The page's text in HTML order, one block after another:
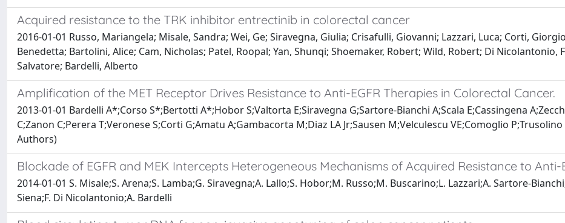
Acquired resistance to the TRK inhibitor entrectinib in colorectal cancer
2016-01-01 Russo, Mariangela; Misale, Sandra; Wei, Ge; Siravegna, Giulia; Crisafulli, Giovanni; Lazzari, Luca; Corti,
Benedetta; Bartolini, Alice; Cam, Nicholas; Patel, Roopal; Yan, Shunqi; Shoemaker, Robert; Wild, Robert; Di Nicolantonio,
Salvatore; Bardelli, Alberto
Amplification of the MET Receptor Drives Resistance to Anti-EGFR Therapies in Colorectal Cancer.
2013-01-01 Bardelli A*;Corso S*;Bertotti A*;Hobor S;Valtorta E;Siravegna G;Sartore-Bianchi A;Scala E;Cassingena
C;Zanon C;Perera T;Veronese S;Corti G;Amatu A;Gambacorta M;Diaz LA Jr;Sausen M;Velculescu VE;Comoglio
Authors)
Blockade of EGFR and MEK Intercepts Heterogeneous Mechanisms of Acquired Resistance to
2014-01-01 S. Misale;S. Arena;S. Lamba;G. Siravegna;A. Lallo;S. Hobor;M. Russo;M. Buscarino;L. Lazzari;A. Sartore-
Siena;F. Di Nicolantonio;A. Bardelli